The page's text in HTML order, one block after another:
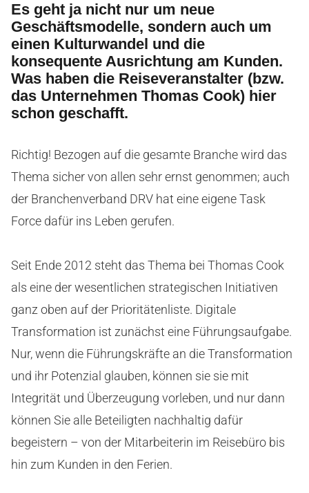
Es geht ja nicht nur um neue
Geschäftsmodelle, sondern auch um
einen Kulturwandel und die
konsequente Ausrichtung am Kunden.
Was haben die Reiseveranstalter (bzw.
das Unternehmen Thomas Cook) hier
schon geschafft.
Richtig! Bezogen auf die gesamte Branche wird das
Thema sicher von allen sehr ernst genommen; auch
der Branchenverband DRV hat eine eigene Task
Force dafür ins Leben gerufen.
Seit Ende 2012 steht das Thema bei Thomas Cook
als eine der wesentlichen strategischen Initiativen
ganz oben auf der Prioritätenliste. Digitale
Transformation ist zunächst eine Führungsaufgabe.
Nur, wenn die Führungskräfte an die Transformation
und ihr Potenzial glauben, können sie sie mit
Integrität und Überzeugung vorleben, und nur dann
können Sie alle Beteiligten nachhaltig dafür
begeistern – von der Mitarbeiterin im Reisebüro bis
hin zum Kunden in den Ferien.